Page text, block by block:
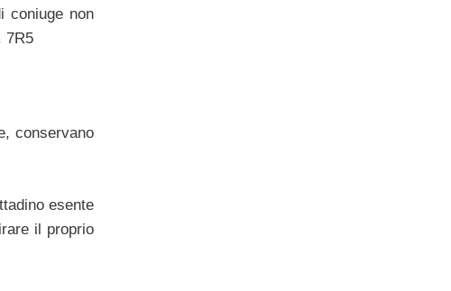
coniuge non
7R5
conservano
esente
il proprio